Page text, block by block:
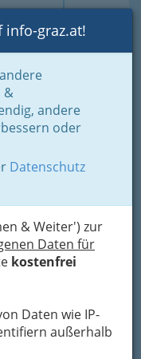
Login Toggle
info-graz.at!
&
andere
oder
Datenschutz
& Weiter') zur
Daten für
kostenfrei
Daten wie IP-
außerhalb
- der Handel
Schenken
... oder auch
Ihre Lieblinge nicht
für Tierfutter bzw.